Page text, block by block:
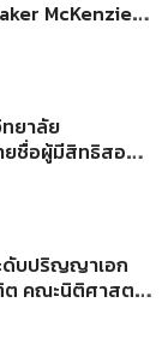
McKenzie
ษา 2569
ยาลัย
ยชื่อผู้มีสิทธิสอบ
าลัย (คณะ
นักวิจัย ครั้งที่
ดับปริญญาเอก
คณะนิติศาสตร์
ำภาคการศึกษา